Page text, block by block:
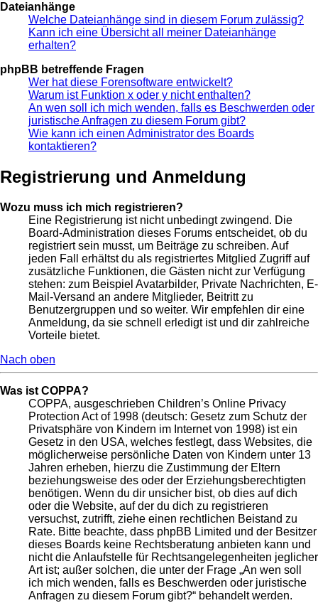
Dateianhänge
Welche Dateianhänge sind in diesem Forum zulässig?
Kann ich eine Übersicht all meiner Dateianhänge
erhalten?
phpBB betreffende Fragen
Wer hat diese Forensoftware entwickelt?
Warum ist Funktion x oder y nicht enthalten?
An wen soll ich mich wenden, falls es Beschwerden oder
juristische Anfragen zu diesem Forum gibt?
Wie kann ich einen Administrator des Boards
kontaktieren?
Registrierung und Anmeldung
Wozu muss ich mich registrieren?
Eine Registrierung ist nicht unbedingt zwingend. Die
Board-Administration dieses Forums entscheidet, ob du
registriert sein musst, um Beiträge zu schreiben. Auf
jeden Fall erhältst du als registriertes Mitglied Zugriff auf
zusätzliche Funktionen, die Gästen nicht zur Verfügung
stehen: zum Beispiel Avatarbilder, Private Nachrichten, E-
Mail-Versand an andere Mitglieder, Beitritt zu
Benutzergruppen und so weiter. Wir empfehlen dir eine
Anmeldung, da sie schnell erledigt ist und dir zahlreiche
Vorteile bietet.
Nach oben
Was ist COPPA?
COPPA, ausgeschrieben Children’s Online Privacy
Protection Act of 1998 (deutsch: Gesetz zum Schutz der
Privatsphäre von Kindern im Internet von 1998) ist ein
Gesetz in den USA, welches festlegt, dass Websites, die
möglicherweise persönliche Daten von Kindern unter 13
Jahren erheben, hierzu die Zustimmung der Eltern
beziehungsweise des oder der Erziehungsberechtigten
benötigen. Wenn du dir unsicher bist, ob dies auf dich
oder die Website, auf der du dich zu registrieren
versuchst, zutrifft, ziehe einen rechtlichen Beistand zu
Rate. Bitte beachte, dass phpBB Limited und der Besitzer
dieses Boards keine Rechtsberatung anbieten kann und
nicht die Anlaufstelle für Rechtsangelegenheiten jeglicher
Art ist; außer solchen, die unter der Frage „An wen soll
ich mich wenden, falls es Beschwerden oder juristische
Anfragen zu diesem Forum gibt?“ behandelt werden.